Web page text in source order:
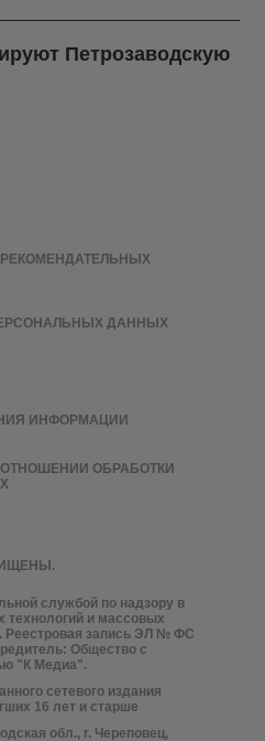
Петрозаводскую
службой по надзору в
и массовых
Реестровая запись ЭЛ № ФС
Общество с
"К Медиа".
сетевого издания
16 лет и старше
обл., г. Череповец,
ДАННЫХ
ИНФОРМАЦИИ
ОБРАБОТКИ